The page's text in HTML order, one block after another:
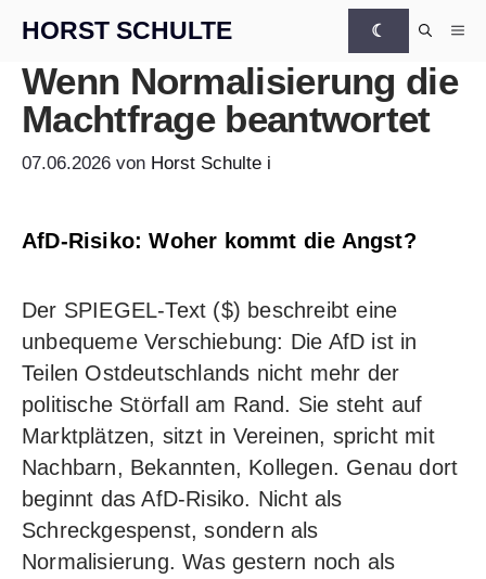
HORST SCHULTE ☾
Wenn Normalisierung die
Machtfrage beantwortet
07.06.2026 von Horst Schulte i
AfD-Risiko: Woher kommt die Angst?
Der SPIEGEL-Text ($) beschreibt eine
unbequeme Verschiebung: Die AfD ist in
Teilen Ostdeutschlands nicht mehr der
politische Störfall am Rand. Sie steht auf
Marktplätzen, sitzt in Vereinen, spricht mit
Nachbarn, Bekannten, Kollegen. Genau dort
beginnt das AfD-Risiko. Nicht als
Schreckgespenst, sondern als
Normalisierung. Was gestern noch als